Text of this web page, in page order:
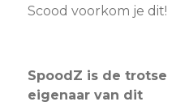
Scood voorkom je dit!
SpoodZ is de trotse
eigenaar van dit